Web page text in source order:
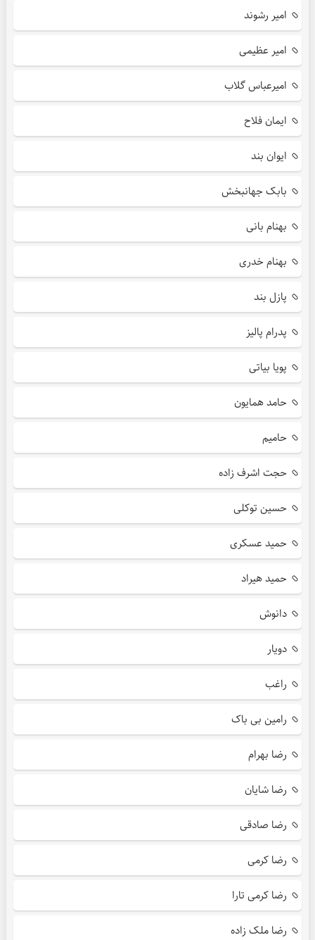
امیر رشوند
امیر عظیمی
امیرعباس گلاب
ایمان فلاح
ایوان بند
بابک جهانبخش
بهنام بانی
بهنام خدری
پازل بند
پدرام پالیز
پویا بیاتی
حامد همایون
حامیم
حجت اشرف زاده
حسین توکلی
حمید عسکری
حمید هیراد
دانوش
دویار
راغب
رامین بی باک
رضا بهرام
رضا شایان
رضا صادقی
رضا کرمی
رضا کرمی تارا
رضا ملک زاده